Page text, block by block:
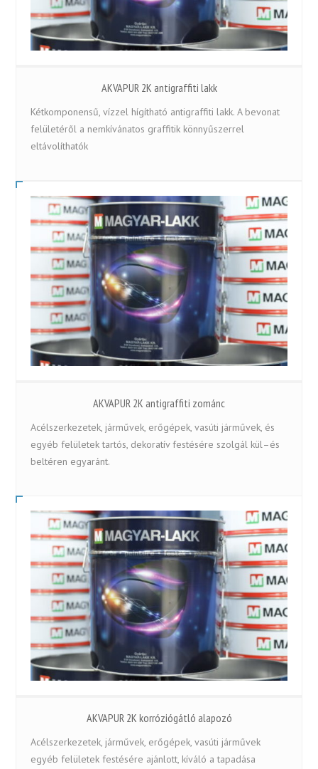
AKVAPUR 2K antigraffiti lakk
Kétkomponensű, vízzel hígítható antigraffiti lakk. A bevonat
felületéről a nemkívánatos graffitik könnyűszerrel
eltávolíthatók
AKVAPUR 2K antigraffiti zománc
Acélszerkezetek, járművek, erőgépek, vasúti járművek, és
egyéb felületek tartós, dekoratív festésére szolgál kül–és
beltéren egyaránt.
AKVAPUR 2K korróziógátló alapozó
Acélszerkezetek, járművek, erőgépek, vasúti járművek
egyéb felületek festésére ajánlott, kíváló a tapadása